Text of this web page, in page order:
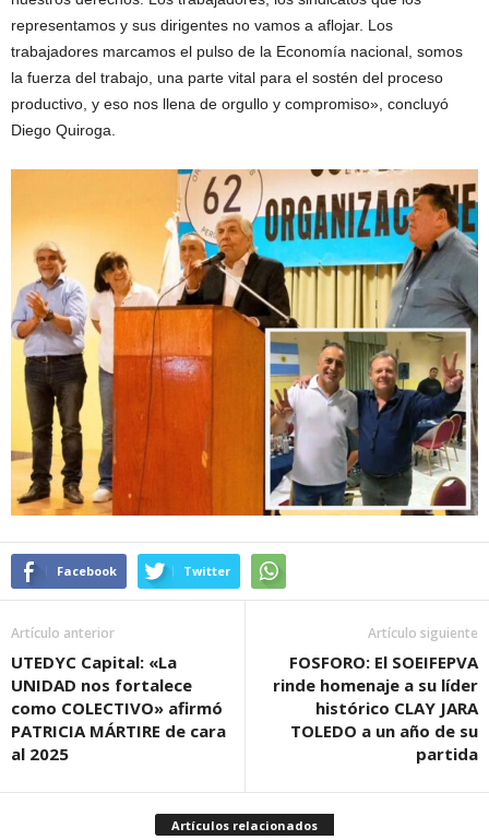
representamos y sus dirigentes no vamos a aflojar. Los
trabajadores marcamos el pulso de la Economía nacional, somos
la fuerza del trabajo, una parte vital para el sostén del proceso
productivo, y eso nos llena de orgullo y compromiso», concluyó
Diego Quiroga.
Facebook Twitter
Artículo anterior
UTEDYC Capital: «La
UNIDAD nos fortalece
como COLECTIVO» afirmó
PATRICIA MÁRTIRE de cara
al 2025
Artículo siguiente
FOSFORO: El SOEIFEPVA
rinde homenaje a su líder
histórico CLAY JARA
TOLEDO a un año de su
partida
Artículos relacionados